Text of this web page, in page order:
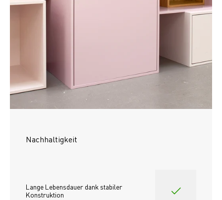
Nachhaltigkeit
Lange Lebensdauer dank stabiler
Konstruktion